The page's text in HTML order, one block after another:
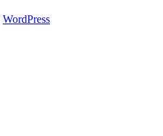
WordPress